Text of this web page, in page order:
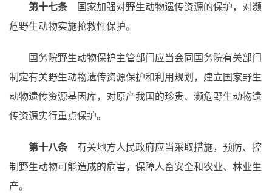
第十七条 国家加强对野生动物遗传资源的保护，对濒
危野生动物实施抢救性保护。
国务院野生动物保护主管部门应当会同国务院有关部门
制定有关野生动物遗传资源保护和利用规划，建立国家野生
动物遗传资源基因库，对原产我国的珍贵、濒危野生动物遗
传资源实行重点保护。
第十八条 有关地方人民政府应当采取措施，预防、控
制野生动物可能造成的危害，保障人畜安全和农业、林业生
产。